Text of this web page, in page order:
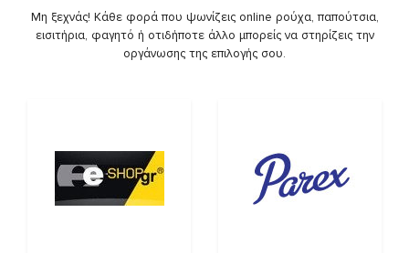
Μη ξεχνάς! Κάθε φορά που ψωνίζεις online ρούχα, παπούτσια,
εισιτήρια, φαγητό ή οτιδήποτε άλλο μπορείς να στηρίζεις την
οργάνωσης της επιλογής σου.